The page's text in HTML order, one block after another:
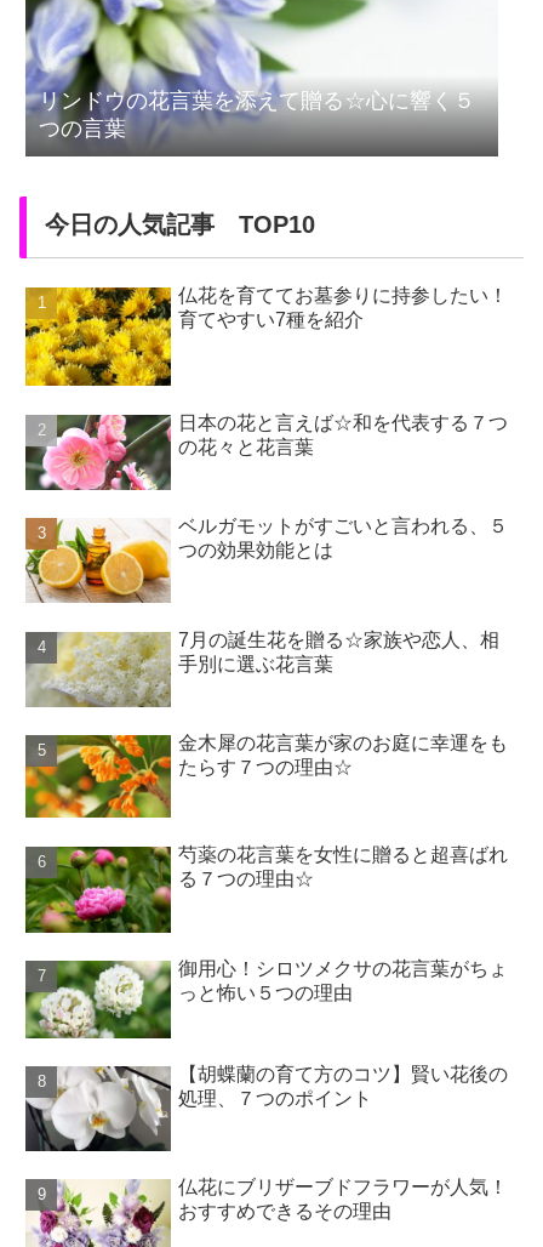
リンドウの花言葉を添えて贈る☆心に響く５
つの言葉
今日の人気記事 TOP10
仏花を育ててお墓参りに持参したい！
育てやすい7種を紹介
日本の花と言えば☆和を代表する７つ
の花々と花言葉
ベルガモットがすごいと言われる、５
つの効果効能とは
7月の誕生花を贈る☆家族や恋人、相
手別に選ぶ花言葉
金木犀の花言葉が家のお庭に幸運をも
たらす７つの理由☆
芍薬の花言葉を女性に贈ると超喜ばれ
る７つの理由☆
御用心！シロツメクサの花言葉がちょ
っと怖い５つの理由
【胡蝶蘭の育て方のコツ】賢い花後の
処理、７つのポイント
仏花にブリザーブドフラワーが人気！
おすすめできるその理由